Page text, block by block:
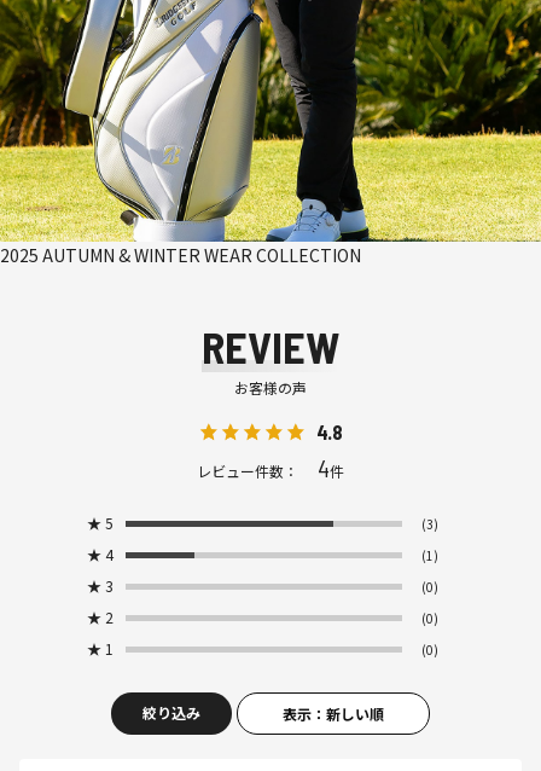
2025 AUTUMN & WINTER WEAR COLLECTION
REVIEW
お客様の声
4.8
レビュー件数： 4件
★ 5 (3)
★ 4 (1)
★ 3 (0)
★ 2 (0)
★ 1 (0)
絞り込み 表示：新しい順